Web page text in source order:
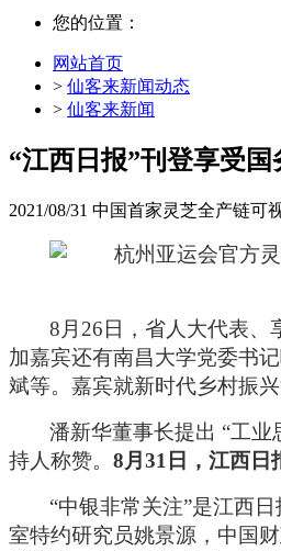
您的位置：
网站首页
> 仙客来新闻动态
> 仙客来新闻
“江西日报”刊登享受
2021/08/31 中国首家灵芝全产链可
8月26日，省人大代表、
加嘉宾还有南昌大学党委书
斌等。嘉宾就新时代乡村振
潘新华董事长提出 “工业
持人称赞。 8月 31 日，江西日
“中银非常关注”是江西
室特约研究员姚景源，中国